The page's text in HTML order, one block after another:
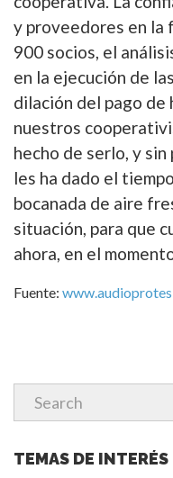
y proveedores en la
900 socios, el
en la ejecución de
dilación del pago de
nuestros
hecho de serlo, y sin
les ha dado el
bocanada de aire
situación, para que
ahora, en el
Fuente:
TEMAS DE INTERÉS